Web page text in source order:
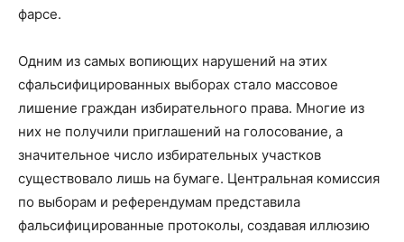
фарсе.
Одним из самых вопиющих нарушений на этих
сфальсифицированных выборах стало массовое
лишение граждан избирательного права. Многие из
них не получили приглашений на голосование, а
значительное число избирательных участков
существовало лишь на бумаге. Центральная комиссия
по выборам и референдумам представила
фальсифицированные протоколы, создавая иллюзию